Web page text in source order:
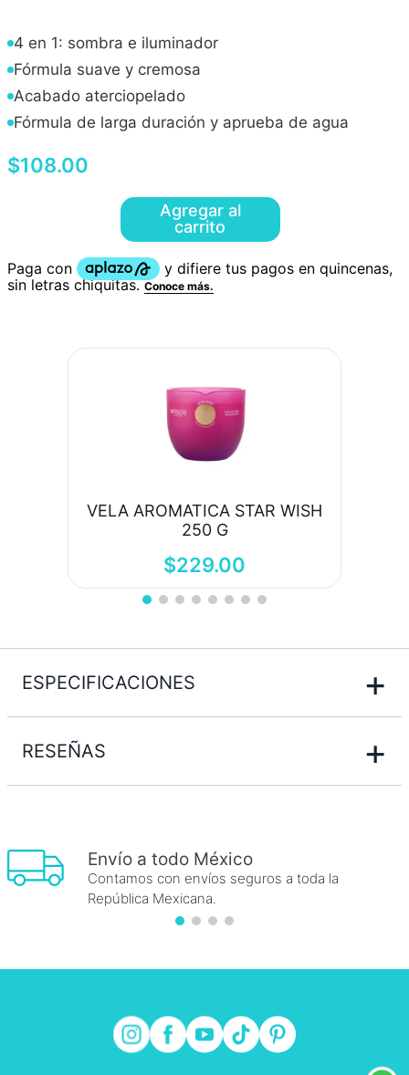
4 en 1: sombra e iluminador
Fórmula suave y cremosa
Acabado aterciopelado
Fórmula de larga duración y aprueba de agua
$108.00
Agregar al
carrito
VELA AROMATICA STAR WISH
250 G
$229.00
ESPECIFICACIONES +
RESEÑAS +
Envío a todo México
Contamos con envíos seguros a toda la
República Mexicana.